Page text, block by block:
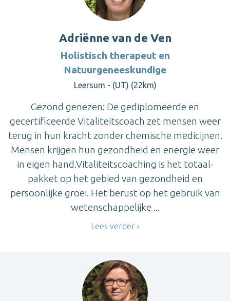
Adriënne van de Ven
Holistisch therapeut en
Natuurgeneeskundige
Leersum - (UT) (22km)
Gezond genezen: De gediplomeerde en
gecertificeerde Vitaliteitscoach zet mensen weer
terug in hun kracht zonder chemische medicijnen.
Mensen krijgen hun gezondheid en energie weer
in eigen hand.Vitaliteitscoaching is het totaal-
pakket op het gebied van gezondheid en
persoonlijke groei. Het berust op het gebruik van
wetenschappelijke ...
Lees verder